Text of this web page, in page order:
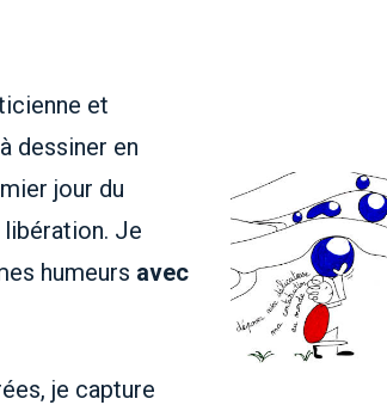
et
dessiner en
jour du
libération. Je
humeurs avec
je capture